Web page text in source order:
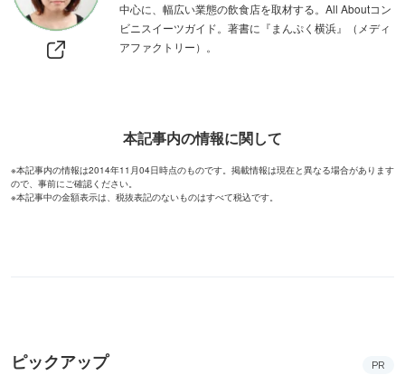
中心に、幅広い業態の飲食店を取材する。All Aboutコン
ビニスイーツガイド。著書に『まんぷく横浜』（メディ
アファクトリー）。
本記事内の情報に関して
※本記事内の情報は2014年11月04日時点のものです。掲載情報は現在と異なる場合があります
ので、事前にご確認ください。
※本記事中の金額表示は、税抜表記のないものはすべて税込です。
ピックアップ PR